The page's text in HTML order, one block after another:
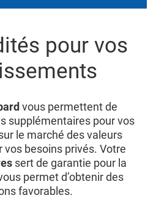
pour vos
vous permettent de
supplémentaires pour vos
le marché des valeurs
vos besoins privés. Votre
sert de garantie pour la
permet d’obtenir des
favorables.